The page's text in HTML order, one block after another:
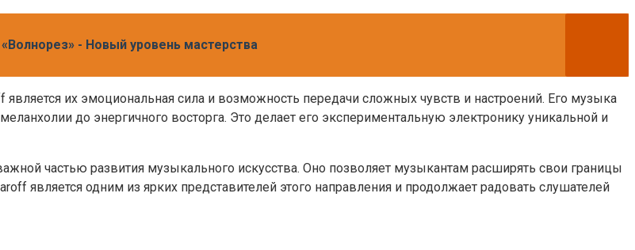
- Новый уровень мастерства
их эмоциональная сила и возможность передачи сложных чувств и настроений. Его музыка
до энергичного восторга. Это делает его экспериментальную электронику уникальной и
частью развития музыкального искусства. Оно позволяет музыкантам расширять свои границы
является одним из ярких представителей этого направления и продолжает радовать слушателей